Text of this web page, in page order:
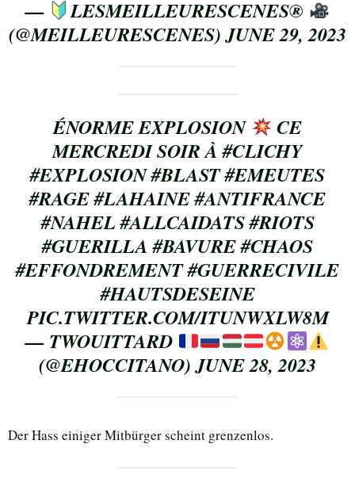
—
LESMEILLEURESCENES®️
(@MEILLEURESCENES)JUNE 29, 2023
ÉNORME EXPLOSION
CE
MERCREDI SOIR À#CLICHY
#EXPLOSION#BLAST#EMEUTES
#RAGE#LAHAINE#ANTIFRANCE
#NAHEL#ALLCAIDATS#RIOTS
#GUERILLA #BAVURE#CHAOS
#EFFONDREMENT#GUERRECIVILE
#HAUTSDESEINE
PIC.TWITTER.COM/ITUNWXLW8M
— TWOUITTARD
(@EHOCCITANO)JUNE 28, 2023
Der Hass einiger Mitbürger scheint grenzenlos.